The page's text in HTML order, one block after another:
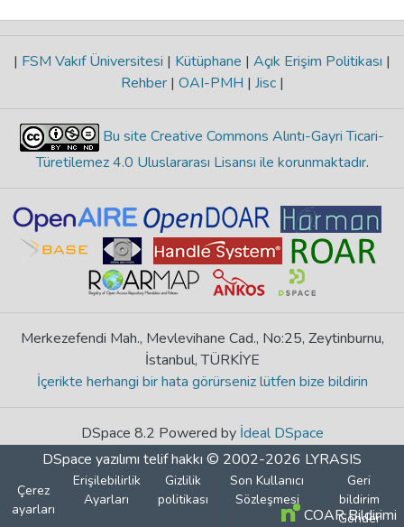
| FSM Vakıf Üniversitesi | Kütüphane | Açık Erişim Politikası |
Rehber | OAI-PMH | Jisc |
Bu site Creative Commons Alıntı-Gayri Ticari-
Türetilemez 4.0 Uluslararası Lisansı ile korunmaktadır.
Merkezefendi Mah., Mevlevihane Cad., No:25, Zeytinburnu,
İstanbul, TÜRKİYE
İçerikte herhangi bir hata görürseniz lütfen bize bildirin
DSpace 8.2 Powered by İdeal DSpace
DSpace yazılımı telif hakkı © 2002-2026 LYRASIS
Çerez
ayarları
Erişilebilirlik
Ayarları
Gizlilik
politikası
Son Kullanıcı
Sözleşmesi
Geri
bildirim
Gönder
COAR Bildirimi